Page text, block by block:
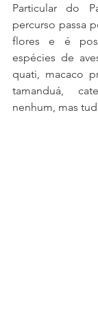
Particular do
percurso passa
flores e é
espécies de
quati, macaco
tamanduá,
nenhum, mas